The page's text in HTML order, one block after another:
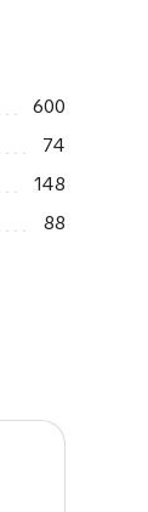
600
74
148
88